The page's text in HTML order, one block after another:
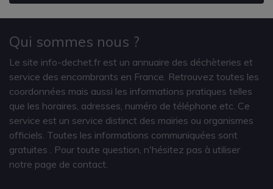
Qui sommes nous ?
Le site info-dechet.fr est un annuaire des déchèteries et
service des encombrants en France. Retrouvez toutes les
coordonnées mais aussi les informations pratiques telles
que les horaires, adresses, numéro de téléphone etc. Ce
service est un service distinct des mairies ou organismes
officiels. Toutes les informations communiquées sont
gratuites
. Pour toute question, n'hésitez pas à utiliser
notre page de contact.